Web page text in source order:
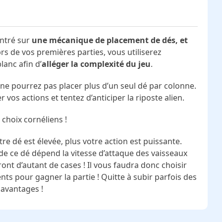
sur une mécanique de placement de dés, et
de vos premières parties, vous utiliserez
afin d’alléger la complexité du jeu.
pourrez pas placer plus d’un seul dé par colonne.
vos actions et tentez d’anticiper la riposte alien.
cornéliens !
dé est élevée, plus votre action est puissante.
ce dé dépend la vitesse d’attaque des vaisseaux
d’autant de cases ! Il vous faudra donc choisir
pour gagner la partie ! Quitte à subir parfois des
!